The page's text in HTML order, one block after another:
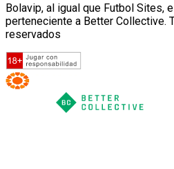
Bolavip, al igual que Futbol Sites,
perteneciente a Better Collective.
reservados